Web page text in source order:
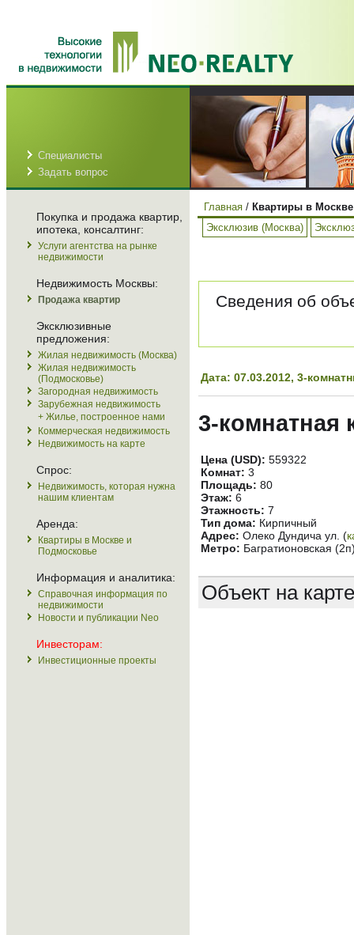
Специалисты
Задать вопрос
Покупка и продажа квартир,
ипотека, консалтинг:
Услуги агентства на рынке
недвижимости
Недвижимость Москвы:
Продажа квартир
Эксклюзивные
предложения:
Жилая недвижимость (Москва)
Жилая недвижимость
(Подмосковье)
Загородная недвижимость
Зарубежная недвижимость
+ Жилье, построенное нами
Коммерческая недвижимость
Недвижимость на карте
Спрос:
Недвижимость, которая нужна
нашим клиентам
Аренда:
Квартиры в Москве и
Подмосковье
Информация и аналитика:
Справочная информация по
недвижимости
Новости и публикации Neo
Инвесторам:
Инвестиционные проекты
Главная / Квартиры в
Эксклюзив (Москва)
Сведения об
Дата: 07.03.2012, 3-
3-комнатная
Цена (USD): 559322
Комнат: 3
Площадь: 80
Этаж: 6
Этажность: 7
Тип дома: Кирпичный
Адрес: Олеко Дундича ул. (
Метро: Багратионовская
Объект на карте